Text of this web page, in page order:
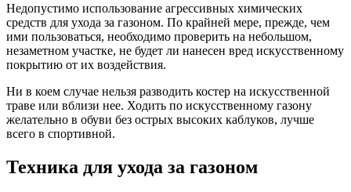
Недопустимо использование агрессивных химических
средств для ухода за газоном. По крайней мере, прежде, чем
ими пользоваться, необходимо проверить на небольшом,
незаметном участке, не будет ли нанесен вред искусственному
покрытию от их воздействия.
Ни в коем случае нельзя разводить костер на искусственной
траве или вблизи нее. Ходить по искусственному газону
желательно в обуви без острых высоких каблуков, лучше
всего в спортивной.
Техника для ухода за газоном